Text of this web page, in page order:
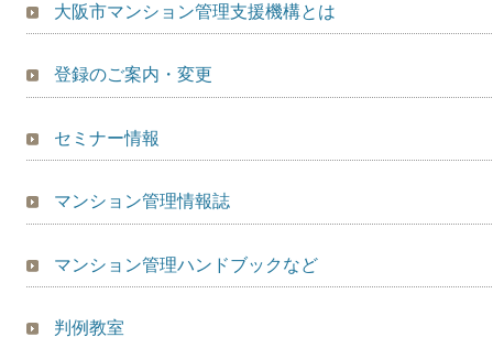
大阪市マンション管理支援機構とは
登録のご案内・変更
セミナー情報
マンション管理情報誌
マンション管理ハンドブックなど
判例教室